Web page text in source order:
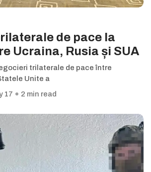
de pace la
Ucraina, Rusia și SUA
trilaterale de pace între
Unite a
17 2 min read